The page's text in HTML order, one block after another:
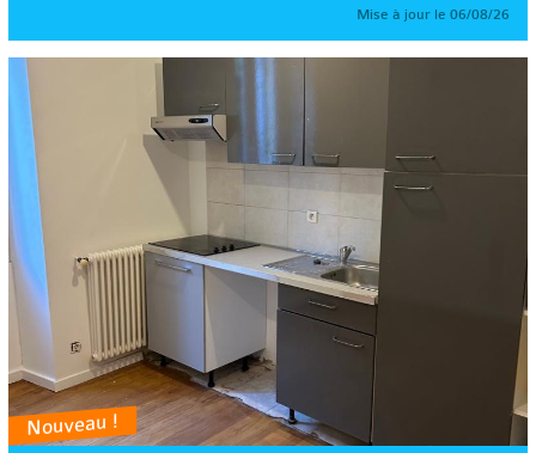
Mise à jour le 06/08/26
Nouveau !